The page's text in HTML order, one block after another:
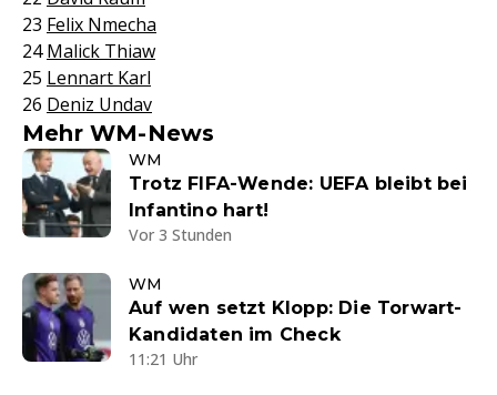
23 Felix Nmecha
24Malick Thiaw
25 Lennart Karl
26 Deniz Undav
Mehr WM-News
WM
Trotz FIFA-Wende: UEFA bleibt bei
Infantino hart!
Vor 3 Stunden
WM
Auf wen setzt Klopp: Die Torwart-
Kandidaten im Check
11:21 Uhr